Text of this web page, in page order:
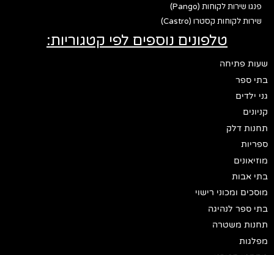
פנגו שירות לקוחות (Pango)
שירות לקוחות קסטרו (Castro)
טלפונים נוספים לפי קטגוריות:
שעות פתיחה
בתי ספר
גני ילדים
קניונים
תחנות דלק
ספריות
מוזיאונים
בתי אבות
מוסכים ומכוני רישוי
בתי ספר לנהיגה
תחנות משטרה
מפלגות